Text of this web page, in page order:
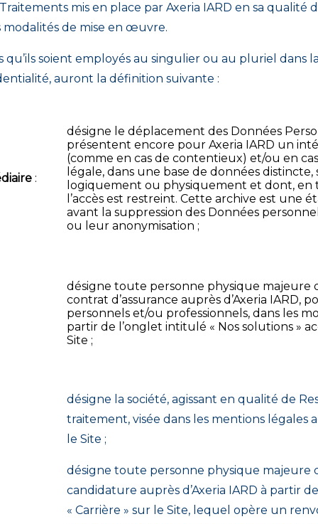
mis en place par Axeria IARD en sa qualité
de mise en œuvre.
qu’ils soient employés au singulier ou au pluriel dans
auront la définition suivante :
:
désigne le déplacement des Données
présentent encore pour Axeria IARD un
(comme en cas de contentieux) et/ou en
légale, dans une base de données distincte,
logiquement ou physiquement et dont, en
l’accès est restreint. Cette archive est une
avant la suppression des Données
ou leur anonymisation ;
désigne toute personne physique majeure
contrat d’assurance auprès d’Axeria IARD,
personnels et/ou professionnels, dans les
partir de l’onglet intitulé « Nos solutions »
Site ;
désigne la société, agissant en qualité de
traitement, visée dans les mentions légales
le Site ;
désigne toute personne physique majeure
candidature auprès d’Axeria IARD à partir
« Carrière » sur le Site, lequel opère un